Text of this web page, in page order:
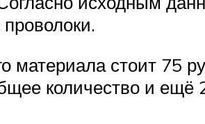
стоит 75
количество и ещё